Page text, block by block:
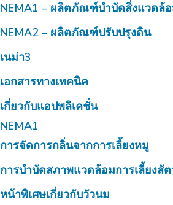
NEMA1 – ผลิตภัณฑ์บำบัดสิ่งแวดล้
NEMA2 – ผลิตภัณฑ์ปรับปรุงดิน
เนม่า3
เอกสารทางเทคนิค
เกี่ยวกับแอปพลิเคชั่น
NEMA1
การจัดการกลิ่นจากการเลี้ยงหมู
การบำบัดสภาพแวดล้อมการเลี้ยงสั
หน้าพิเศษเกี่ยวกับวัวนม